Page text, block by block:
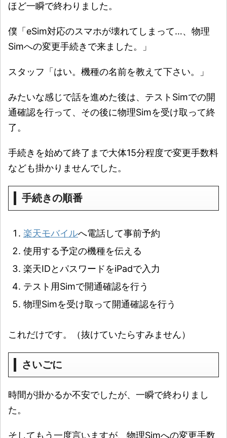
ほど一瞬で終わりました。
僕「eSim対応のスマホが壊れてしまって…、物理
Simへの変更手続きで来ました。」
スタッフ「はい。機種の名前を教えて下さい。」
みたいな感じで話を進めた後は、テストSimでの開
通確認を行って、その後に物理Simを受け取って終
了。
手続きを始めて終了まで大体15分程度で変更手数料
なども掛かりませんでした。
手続きの順番
楽天モバイルへ電話して事前予約
使用する予定の機種を伝える
楽天IDとパスワードをiPadで入力
テスト用Simで開通確認を行う
物理Simを受け取って開通確認を行う
これだけです。（抜けていたらすみません）
さいごに
時間が掛かるか不安でしたが、一瞬で終わりまし
た。
そしてもう一度言いますが、物理Simへの変更手数